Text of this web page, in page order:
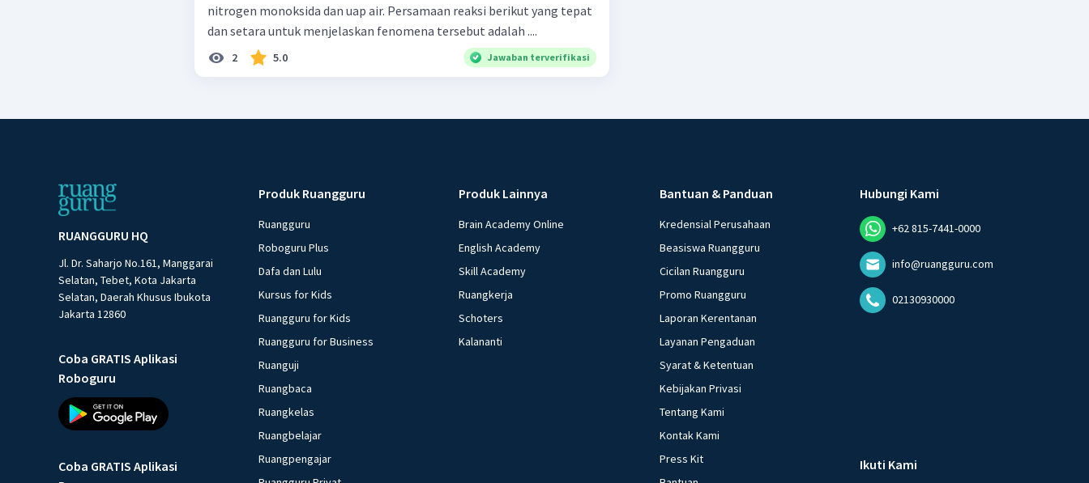
nitrogen monoksida dan uap air. Persamaan reaksi berikut yang tepat
dan setara untuk menjelaskan fenomena tersebut adalah ....
2 5.0 Jawaban terverifikasi
RUANGGURU HQ
Jl. Dr. Saharjo No.161, Manggarai
Selatan, Tebet, Kota Jakarta
Selatan, Daerah Khusus Ibukota
Jakarta 12860
Coba GRATIS Aplikasi
Roboguru
Coba GRATIS Aplikasi
Produk Ruangguru
Ruangguru
Roboguru Plus
Dafa dan Lulu
Kursus for Kids
Ruangguru for Kids
Ruangguru for Business
Ruanguji
Ruangbaca
Ruangkelas
Ruangbelajar
Ruangpengajar
Produk Lainnya
Brain Academy Online
English Academy
Skill Academy
Ruangkerja
Schoters
Kalananti
Bantuan & Panduan
Kredensial Perusahaan
Beasiswa Ruangguru
Cicilan Ruangguru
Promo Ruangguru
Laporan Kerentanan
Layanan Pengaduan
Syarat & Ketentuan
Kebijakan Privasi
Tentang Kami
Kontak Kami
Press Kit
Hubungi Kami
+62 815-7441-0000
info@ruangguru.com
02130930000
Ikuti Kami